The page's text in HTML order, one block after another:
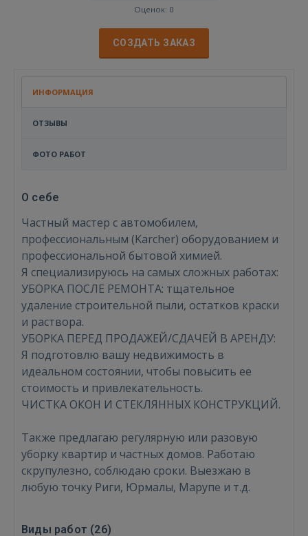
Войти
Оценок: 0
СОЗДАТЬ ЗАКАЗ
ИНФОРМАЦИЯ
ОТЗЫВЫ
ФОТО РАБОТ
О себе
Частный мастер с автомобилем,
профессиональным (Karcher) оборудованием и
профессиональной бытовой химией.
Я специализируюсь на самых сложных работах:
УБОРКА ПОСЛЕ РЕМОНТА: тщательное
удаление строительной пыли, остатков краски
и раствора.
УБОРКА ПЕРЕД ПРОДАЖЕЙ/СДАЧЕЙ В АРЕНДУ:
Я подготовлю вашу недвижимость в
идеальном состоянии, чтобы повысить ее
стоимость и привлекательность.
ЧИСТКА ОКОН И СТЕКЛЯННЫХ КОНСТРУКЦИЙ.
Также предлагаю регулярную или разовую
уборку квартир и частных домов. Работаю
скрупулезно, соблюдаю сроки. Выезжаю в
любую точку Риги, Юрмалы, Марупе и т.д.
Виды работ (26)